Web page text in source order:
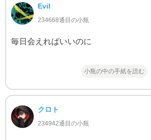
Evil
234668通目の小瓶
毎日会えればいいのに
小瓶の中の手紙を読む
クロト
234942通目の小瓶